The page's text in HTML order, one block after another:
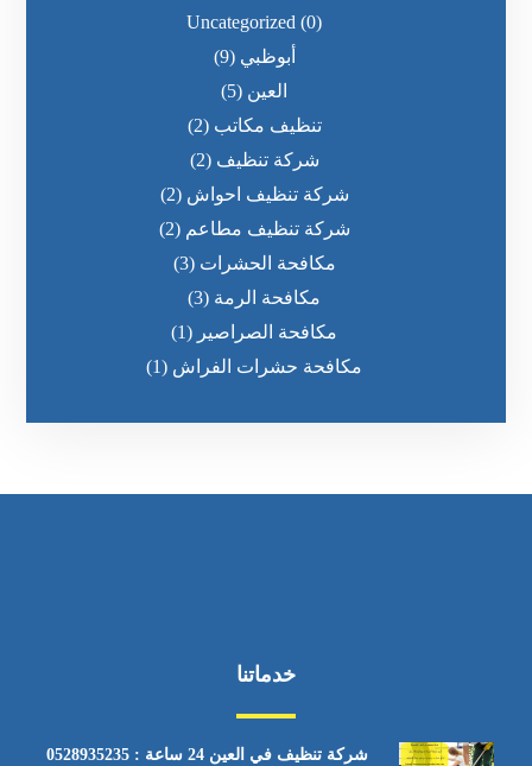
Uncategorized (0)
أبوظبي (9)
العين (5)
تنظيف مكاتب (2)
شركة تنظيف (2)
شركة تنظيف احواش (2)
شركة تنظيف مطاعم (2)
مكافحة الحشرات (3)
مكافحة الرمة (3)
مكافحة الصراصير (1)
مكافحة حشرات الفراش (1)
خدماتنا
شركة تنظيف في العين 24 ساعة : 0528935235